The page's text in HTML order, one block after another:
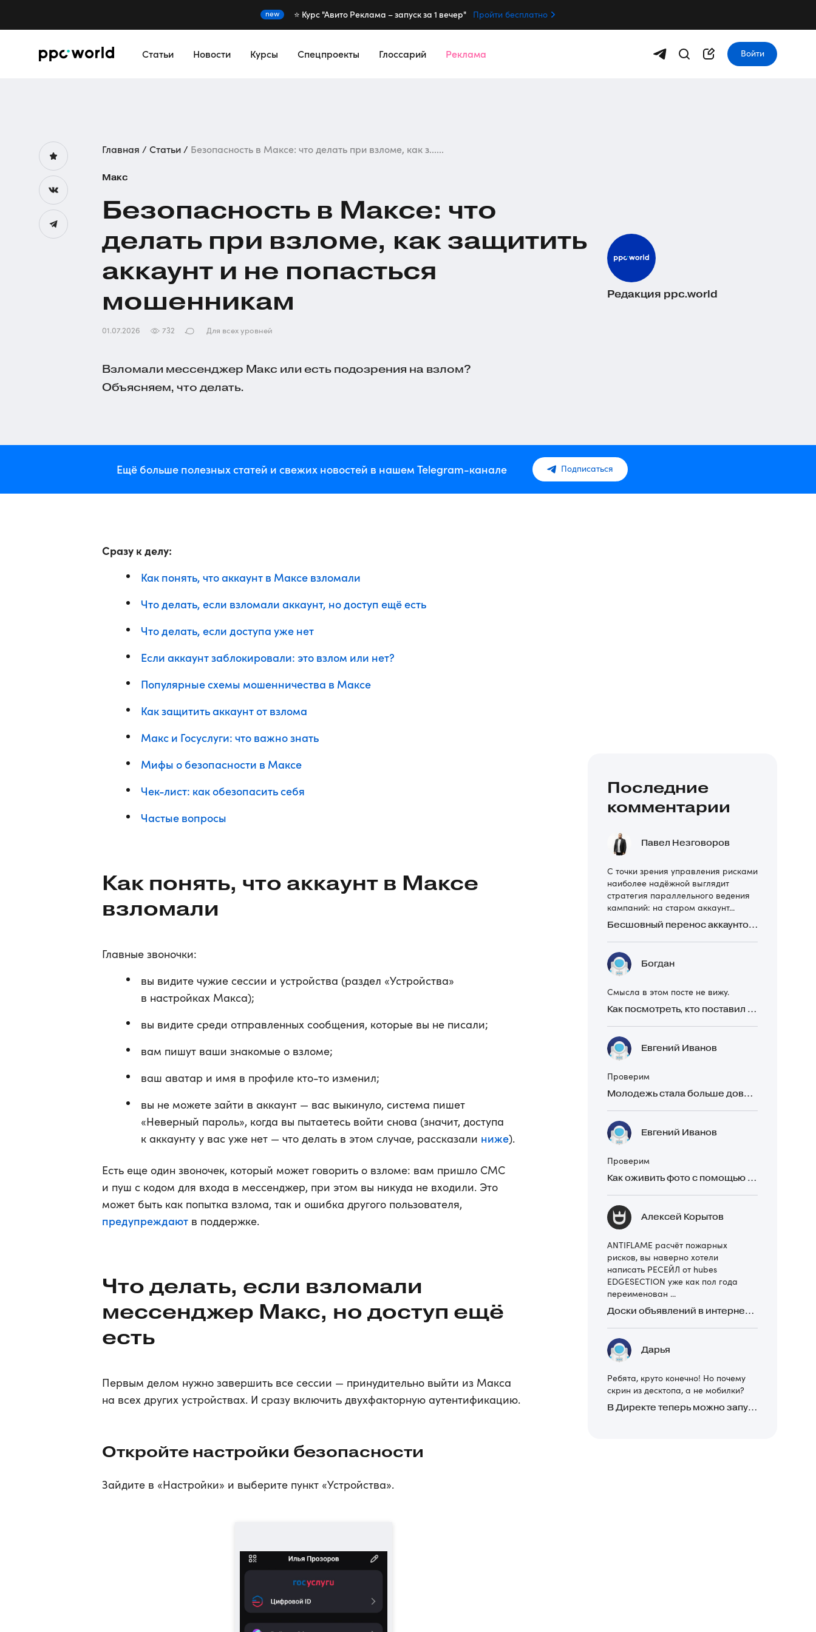
new ⭐️ Курс "Авито Реклама – запуск за 1 вечер" Пройти бесплатно
Статьи Новости Курсы Спецпроекты Глоссарий Реклама Войти
Главная Статьи Безопасность в Максе: что делать при взломе, как з......
Макс
Безопасность в Максе: что
делать при взломе, как защитить
аккаунт и не попасться
мошенникам
01.07.2026 732 Для всех уровней
Взломали мессенджер Макс или есть подозрения на взлом?
Объясняем, что делать.
Редакция ppc.world
Ещё больше полезных статей и свежих новостей в нашем Telegram-канале Подписаться
Сразу к делу:
Как понять, что аккаунт в Максе взломали
Что делать, если взломали аккаунт, но доступ ещё есть
Что делать, если доступа уже нет
Если аккаунт заблокировали: это взлом или нет?
Популярные схемы мошенничества в Максе
Как защитить аккаунт от взлома
Макс и Госуслуги: что важно знать
Мифы о безопасности в Максе
Чек-лист: как обезопасить себя
Частые вопросы
Как понять, что аккаунт в Максе
взломали
Главные звоночки:
вы видите чужие сессии и устройства (раздел «Устройства»
в настройках Макса);
вы видите среди отправленных сообщения, которые вы не писали;
вам пишут ваши знакомые о взломе;
ваш аватар и имя в профиле кто-то изменил;
вы не можете зайти в аккаунт — вас выкинуло, система пишет
«Неверный пароль», когда вы пытаетесь войти снова (значит, доступа
к аккаунту у вас уже нет — что делать в этом случае, рассказали ниже).
Есть еще один звоночек, который может говорить о взломе: вам пришло СМС
и пуш с кодом для входа в мессенджер, при этом вы никуда не входили. Это
может быть как попытка взлома, так и ошибка другого пользователя,
предупреждают в поддержке.
Что делать, если взломали
мессенджер Макс, но доступ ещё
есть
Первым делом нужно завершить все сессии — принудительно выйти из Макса
на всех других устройствах. И сразу включить двухфакторную аутентификацию.
Откройте настройки безопасности
Зайдите в «Настройки» и выберите пункт «Устройства».
Последние
комментарии
Павел Незговоров
С точки зрения управления рисками
наиболее надёжной выглядит
стратегия параллельного ведения
кампаний: на старом аккаунт...
Бесшовный перенос аккаунтов Директа: 4 ошибки и как их избежать
Богдан
Смысла в этом посте не вижу.
Как посмотреть, кто поставил реакцию в Telegram
Евгений Иванов
Проверим
Молодежь стала больше доверять рекомендациям в закрытых Telegram-чатах, чем официальной рекламе
Евгений Иванов
Проверим
Как оживить фото с помощью нейросетей в 2026 году: 17 бесплатных онлайн-сервисов, приложений и ботов
Алексей Корытов
ANTIFLAME расчёт пожарных
рисков, вы наверно хотели
написать РЕСЕЙЛ от hubes
EDGESECTION уже как пол года
переименован ...
Доски объявлений в интернете: какие лучше и безопаснее? Сравниваем 5 популярных
Дарья
Ребята, круто конечно! Но почему
скрин из десктопа, а не мобилки?
В Директе теперь можно запускать Премиум-билборд для мобильных устройств